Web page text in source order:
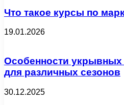
Что такое курсы по
19.01.2026
Особенности укрывных
для различных сезонов
30.12.2025